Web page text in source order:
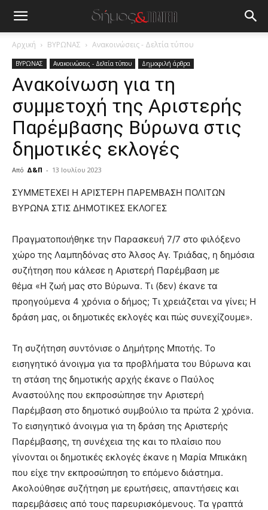
Αρχική ΒΥΡΩΝΑΣ Ανακοινώσεις - Δελτία τύπου
ΒΥΡΩΝΑΣ Ανακοινώσεις - Δελτία τύπου Δημοφιλή άρθρα
Ανακοίνωση για τη
συμμετοχή της Αριστερής
Παρέμβασης Βύρωνα στις
δημοτικές εκλογές
Από Δ&Π - 13 Ιουλίου 2023
blonde
lesbians
cam
show.desi
xxx
lyons
teaches
you
meaning
of
pain.
pornhun
hd
porn
ΣΥΜΜΕΤΕΧΕΙ Η ΑΡΙΣΤΕΡΗ ΠΑΡΕΜΒΑΣΗ ΠΟΛΙΤΩΝ
ΒΥΡΩΝΑ ΣΤΙΣ ΔΗΜΟΤΙΚΕΣ ΕΚΛΟΓΕΣ
Πραγματοποιήθηκε την Παρασκευή 7/7 στο φιλόξενο
χώρο της Λαμπηδόνας στο Άλσος Αγ. Τριάδας, η δημόσια
συζήτηση που κάλεσε η Αριστερή Παρέμβαση με
θέμα «Η ζωή μας στο Βύρωνα. Τι (δεν) έκανε τα
προηγούμενα 4 χρόνια ο δήμος; Τι χρειάζεται να γίνει; Η
δράση μας, οι δημοτικές εκλογές και πώς συνεχίζουμε».
Τη συζήτηση συντόνισε ο Δημήτρης Μποτής. Το
εισηγητικό άνοιγμα για τα προβλήματα του Βύρωνα και
τη στάση της δημοτικής αρχής έκανε ο Παύλος
Αναστούλης που εκπροσώπησε την Αριστερή
Παρέμβαση στο δημοτικό συμβούλιο τα πρώτα 2 χρόνια.
Το εισηγητικό άνοιγμα για τη δράση της Αριστερής
Παρέμβασης, τη συνέχεια της και το πλαίσιο που
γίνονται οι δημοτικές εκλογές έκανε η Μαρία Μπικάκη
που είχε την εκπροσώπηση το επόμενο διάστημα.
Ακολούθησε συζήτηση με ερωτήσεις, απαντήσεις και
παρεμβάσεις από τους παρευρισκόμενους. Τα γραπτά